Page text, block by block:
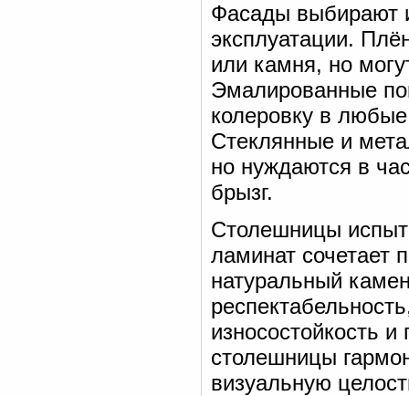
Фасады выбирают
эксплуатации.
или камня, но
Эмалированные
колеровку в
Стеклянные и
но нуждаются в
брызг.
Столешницы
ламинат сочетает
натуральный
износостойкость
столешницы
визуальную